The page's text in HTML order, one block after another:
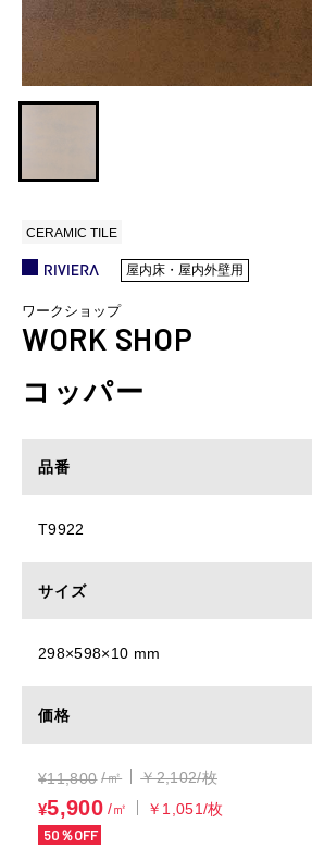
CERAMIC TILE
屋内床・屋内外壁用
ワークショップ
WORK SHOP
コッパー
品番
T9922
サイズ
298×598×10 mm
価格
¥11,800 /㎡ ￥2,102/枚
¥5,900 /㎡
￥1,051/枚
50％OFF